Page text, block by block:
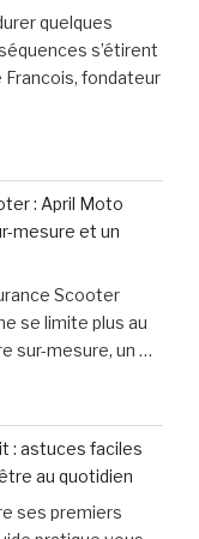
quelques
s’étirent
Francois, fondateur
: April Moto
mesure et un
Scooter
se limite plus au
sur-mesure, un …
: astuces faciles
au quotidien
ses premiers